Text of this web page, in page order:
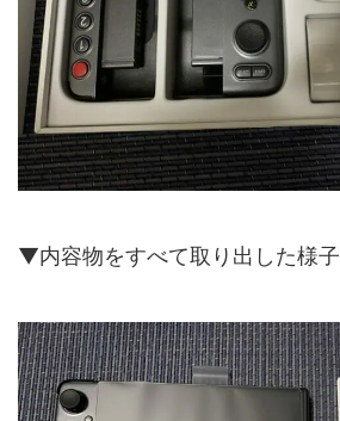
▼内容物をすべて取り出した様子